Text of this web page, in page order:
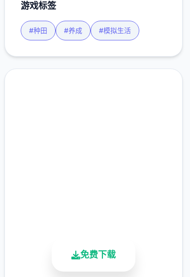
游戏标签
#种田 #养成 #模拟生活
免费下载